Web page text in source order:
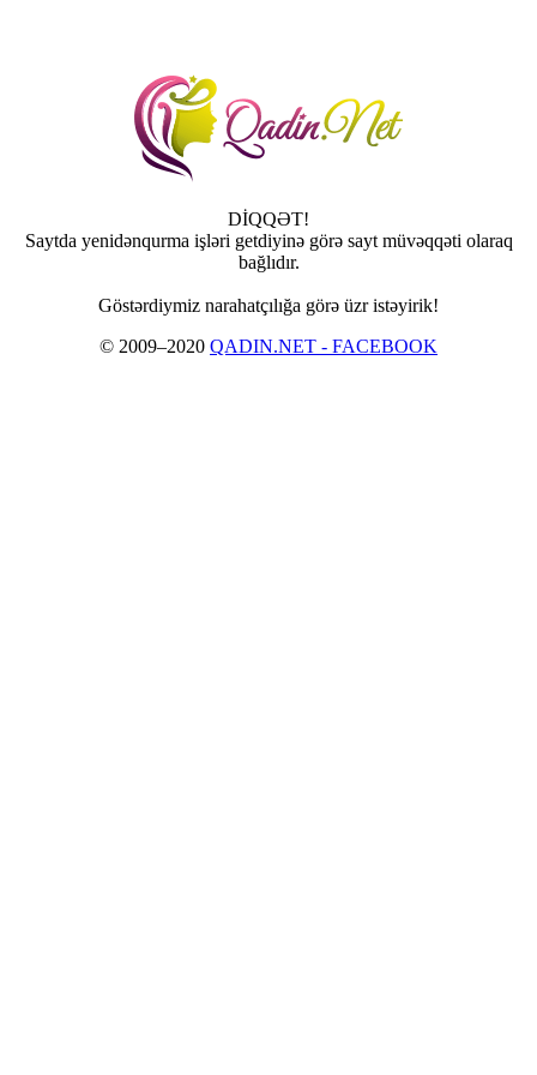
DİQQƏT!
Saytda yenidənqurma işləri getdiyinə görə sayt müvəqqəti olaraq
bağlıdır.
Göstərdiymiz narahatçılığa görə üzr istəyirik!
© 2009–2020 QADIN.NET - FACEBOOK